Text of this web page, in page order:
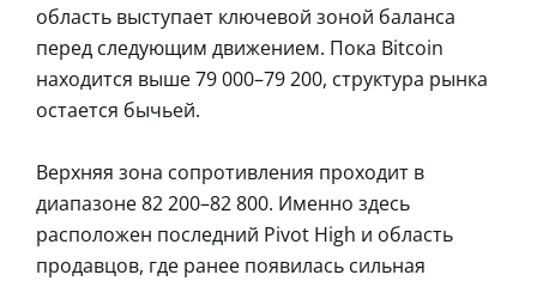
область выступает ключевой зоной баланса
перед следующим движением. Пока Bitcoin
находится выше 79 000–79 200, структура рынка
остается бычьей.
Верхняя зона сопротивления проходит в
диапазоне 82 200–82 800. Именно здесь
расположен последний Pivot High и область
продавцов, где ранее появилась сильная